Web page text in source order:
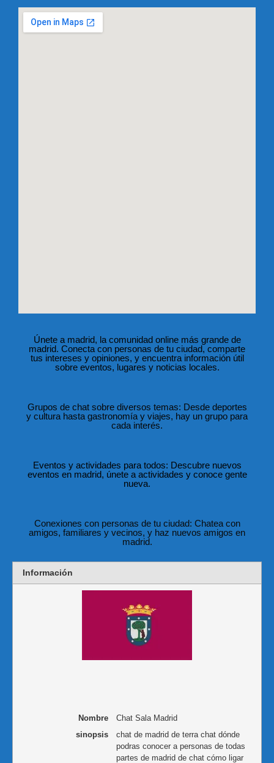
Únete a madrid, la comunidad online más grande de
madrid. Conecta con personas de tu ciudad, comparte
tus intereses y opiniones, y encuentra información útil
sobre eventos, lugares y noticias locales.
Grupos de chat sobre diversos temas: Desde deportes
y cultura hasta gastronomía y viajes, hay un grupo para
cada interés.
Eventos y actividades para todos: Descubre nuevos
eventos en madrid, únete a actividades y conoce gente
nueva.
Conexiones con personas de tu ciudad: Chatea con
amigos, familiares y vecinos, y haz nuevos amigos en
madrid.
Información
Nombre
Chat Sala Madrid
sinopsis
chat de madrid de terra chat dónde
podras conocer a personas de todas
partes de madrid de chat cómo ligar